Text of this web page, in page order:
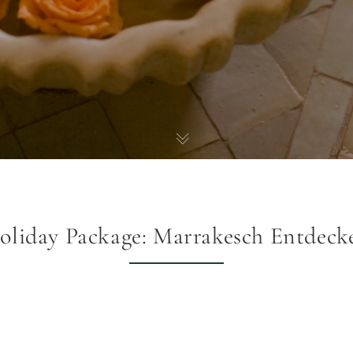
Package: Marrakesch